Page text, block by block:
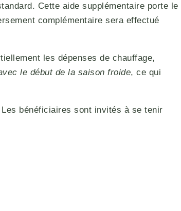
Cette aide supplémentaire porte le
complémentaire sera effectué
les dépenses de chauffage,
le début de la saison froide, ce qui
bénéficiaires sont invités à se tenir